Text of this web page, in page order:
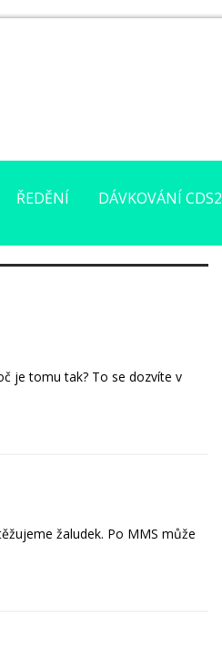
ŘEDĚNÍ DÁVKOVÁNÍ CDS2
je tomu tak? To se dozvíte v
žaludek. Po MMS může